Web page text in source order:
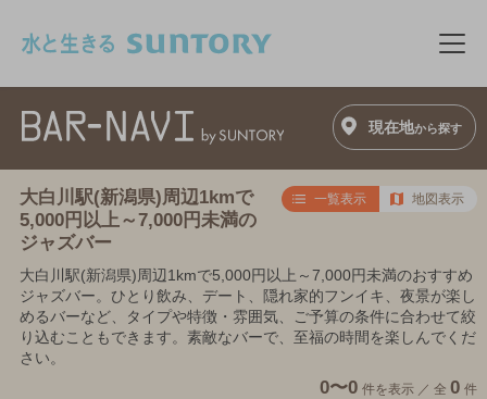
メ
現在地から探す
大白川駅(新潟県)周辺1kmで
5,000円以上～7,000円未満の
ジャズバー
一覧表示 地図表示
大白川駅(新潟県)周辺1kmで5,000円以上～7,000円未満のおすすめ
ジャズバー。ひとり飲み、デート、隠れ家的フンイキ、夜景が楽し
めるバーなど、タイプや特徴・雰囲気、ご予算の条件に合わせて絞
り込むこともできます。素敵なバーで、至福の時間を楽しんでくだ
さい。
0〜0 件を表示 ／ 全 0 件